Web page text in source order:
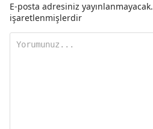
E-posta adresiniz yayınlanmayacak.
işaretlenmişlerdir